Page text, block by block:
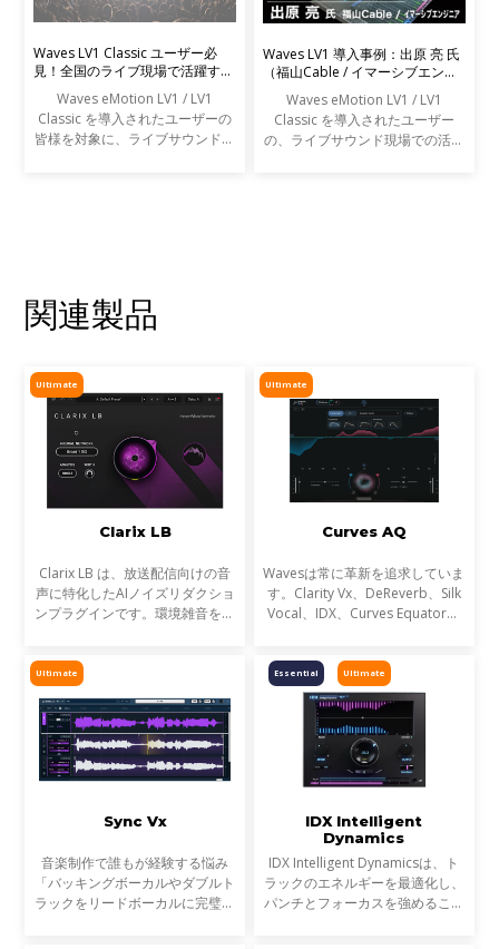
Waves LV1 Classic ユーザー必
見！全国のライブ現場で活躍する
Waves eMotion LV1 / LV1
Classic を導入されたユーザーの
皆様を対象に、ライブサウンドの
Waves LV1 導入事例：出原 亮 氏
（福山Cable / イマーシブエンジ
Waves eMotion LV1 / LV1
Classic を導入されたユーザー
の、ライブサウンド現場での活用
関連製品
Ultimate
Clarix LB
Clarix LB は、放送配信向けの音
声に特化したAIノイズリダクショ
ンプラグインです。環境雑音をリ
イブ音声のトリートメントに最適
です。
Ultimate
Curves AQ
Wavesは常に革新を追求していま
す。Clarity Vx、DeReverb、Silk
Vocal、IDX、Curves Equator、
げてきました。そして、ついに
EQにも革命が起こります。
Ultimate
Sync Vx
音楽制作で誰もが経験する悩み
「バッキングボーカルやダブルト
ラックをリードボーカルに完璧に
Ultimate
Essential
IDX Intelligent
Dynamics
IDX Intelligent Dynamicsは、ト
ラックのエネルギーを最適化し、
パンチとフォーカスを強めること